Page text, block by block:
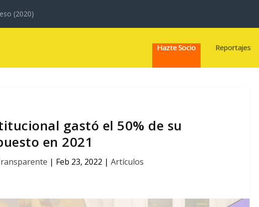
(2020)
Hazte Socio Reportajes
gastó el 50% de su
en 2021
| Feb 23, 2022 | Artículos